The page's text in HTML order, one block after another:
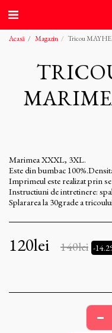
Acasă Magazin Tricou
Marimea XXXL, 3XL.
Este din bumbac
Imprimeul este realizat prin
Instructiuni de intretinere:
Splararea la 30grade a
120lei 140lei -